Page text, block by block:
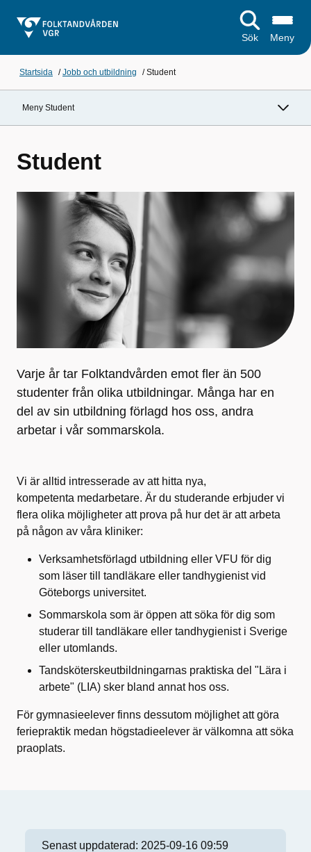
Sök Meny
Startsida /Jobb och utbildning /Student
Meny Student
Student
Varje år tar Folktandvården emot fler än 500
studenter från olika utbildningar. Många har en
del av sin utbildning förlagd hos oss, andra
arbetar i vår sommarskola.
Vi är alltid intresserade av att hitta nya,
kompetenta medarbetare. Är du studerande erbjuder vi
flera olika möjligheter att prova på hur det är att arbeta
på någon av våra kliniker:
Verksamhetsförlagd utbildning eller VFU för dig
som läser till tandläkare eller tandhygienist vid
Göteborgs universitet.
Sommarskola som är öppen att söka för dig som
studerar till tandläkare eller tandhygienist i Sverige
eller utomlands.
Tandsköterskeutbildningarnas praktiska del "Lära i
arbete" (LIA) sker bland annat hos oss.
För gymnasieelever finns dessutom möjlighet att göra
feriepraktik medan högstadieelever är välkomna att söka
praoplats.
Senast uppdaterad: 2025-09-16 09:59